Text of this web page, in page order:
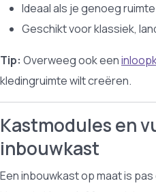
Ideaal als je genoeg
Geschikt voor klassiek,
Tip: Overweeg ook een
kledingruimte wilt creëren.
Kastmodules en
inbouwkast
Een inbouwkast op maat is